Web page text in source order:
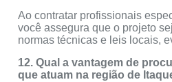
Ao contratar profissionais
você assegura que o projeto
normas técnicas e leis locais,
12. Qual a vantagem de
que atuam na região de